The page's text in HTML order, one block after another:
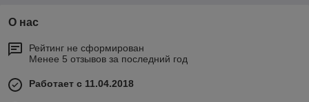
О нас
Рейтинг не сформирован
Менее 5 отзывов за последний год
Работает с 11.04.2018